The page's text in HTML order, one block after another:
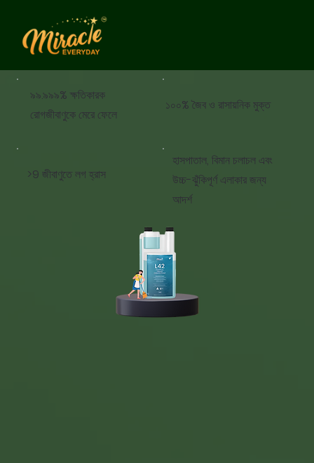
৯৯.৯৯৯% ক্ষতিকারক
রোগজীবাণুকে মেরে ফেলে
>9 জীবাণুতে লগ হ্রাস
১০০% জৈব ও রাসায়নিক মুক্ত
হাসপাতাল, বিমান চলাচল এবং
উচ্চ-ঝুঁকিপূর্ণ এলাকার জন্য
আদর্শ